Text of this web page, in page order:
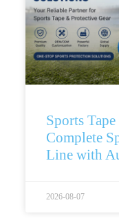
Sports
Complete
Line with
2026-08-07